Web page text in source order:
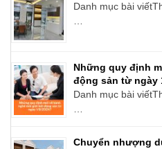
Danh mục bài
…
Những quy định
động sản từ ngày
Danh mục bài
…
Chuyển nhượng